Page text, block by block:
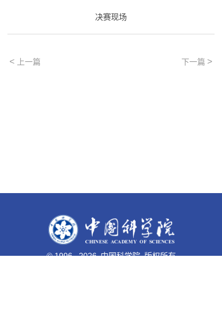
决赛现场
< 上一篇 下一篇 >
© 1996 -2026 中国科学院 版权所有